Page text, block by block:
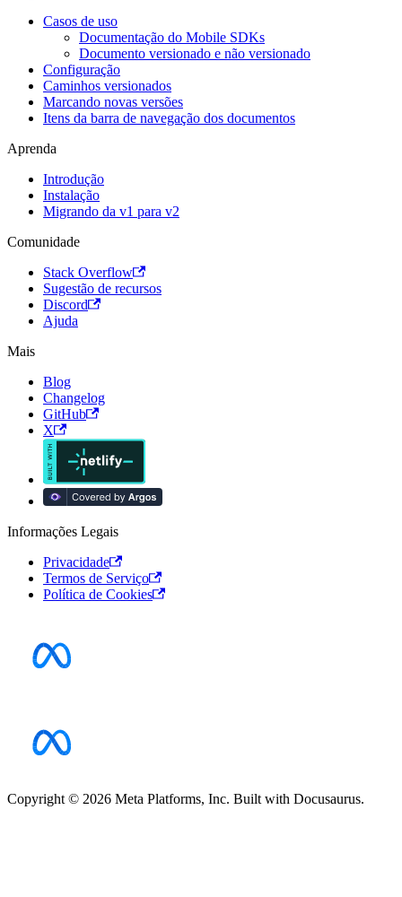
Casos de uso
Documentação do Mobile SDKs
Documento versionado e não versionado
Configuração
Caminhos versionados
Marcando novas versões
Itens da barra de navegação dos documentos
Aprenda
Introdução
Instalação
Migrando da v1 para v2
Comunidade
Stack Overflow
Sugestão de recursos
Discord
Ajuda
Mais
Blog
Changelog
GitHub
X
Informações Legais
Privacidade
Termos de Serviço
Política de Cookies
Copyright © 2026 Meta Platforms, Inc. Built with Docusaurus.